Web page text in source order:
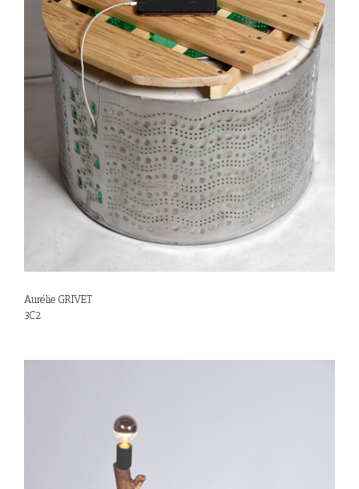
Aurélie GRIVET
3C2